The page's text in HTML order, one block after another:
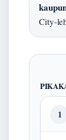
City-
1